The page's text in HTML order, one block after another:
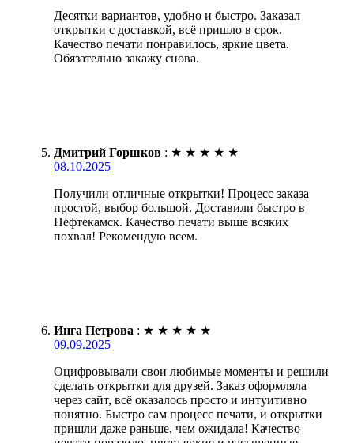
Десятки вариантов, удобно и быстро. Заказал
открытки с доставкой, всё пришло в срок.
Качество печати понравилось, яркие цвета.
Обязательно закажу снова.
Дмитрий Горшков : ★ ★ ★ ★ ★
08.10.2025
Получили отличные открытки! Процесс заказа
простой, выбор большой. Доставили быстро в
Нефтекамск. Качество печати выше всяких
похвал! Рекомендую всем.
Инга Петрова : ★ ★ ★ ★ ★
09.09.2025
Оцифровывали свои любимые моменты и решили
сделать открытки для друзей. Заказ оформляла
через сайт, всё оказалось просто и интуитивно
понятно. Быстро сам процесс печати, и открытки
пришли даже раньше, чем ожидала! Качество